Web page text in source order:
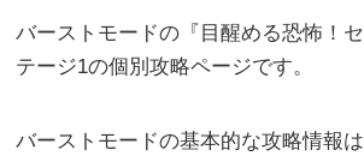
バーストモードの『目醒める恐怖！
テージ1の個別攻略ページです。
バーストモードの基本的な攻略情報